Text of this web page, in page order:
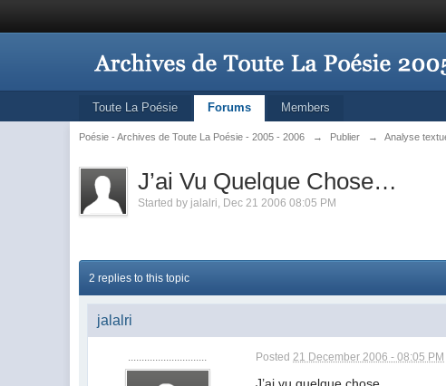
Toute La Poésie Forums Members
Poésie - Archives de Toute La Poésie - 2005 - 2006 → Publier → Analyse
J’ai Vu Quelque Chose…
Started by jalalri, Dec 21 2006 08:05 PM
2 replies to this topic
jalalri
............................. Posted21 December 2006 - 08:05 PM